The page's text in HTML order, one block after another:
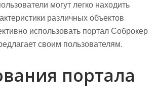
могут легко находить
различных объектов
использовать портал Соброкер
своим пользователям.
портала